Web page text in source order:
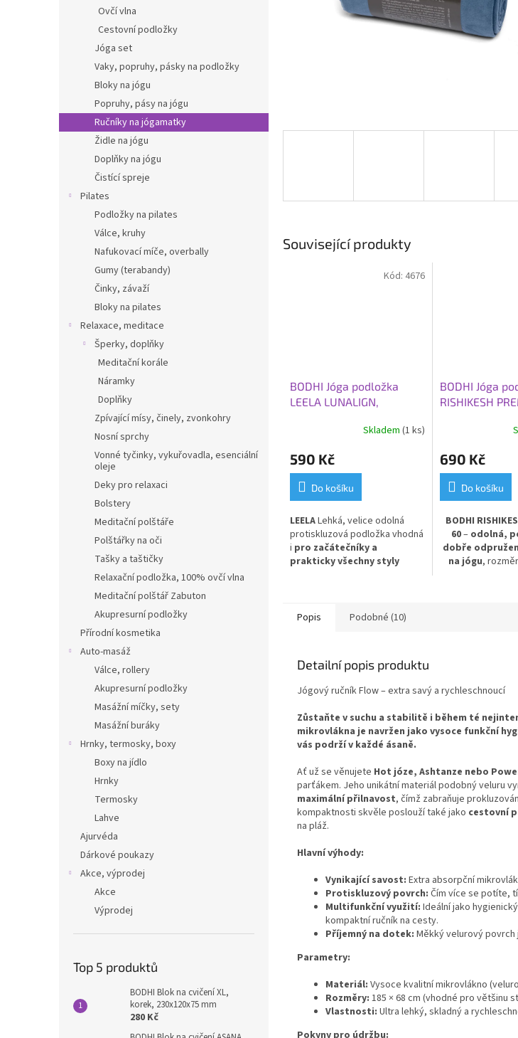
Ovčí vlna
Cestovní podložky
Jóga set
Vaky, popruhy, pásky na podložky
Bloky na jógu
Popruhy, pásy na jógu
Ručníky na jógamatky
Židle na jógu
Doplňky na jógu
Čistící spreje
Pilates
Podložky na pilates
Válce, kruhy
Nafukovací míče, overbally
Gumy (terabandy)
Činky, závaží
Bloky na pilates
Relaxace, meditace
Šperky, doplňky
Meditační korále
Náramky
Doplňky
Zpívající mísy, činely, zvonkohry
Nosní sprchy
Vonné tyčinky, vykuřovadla, esenciální
oleje
Deky pro relaxaci
Bolstery
Meditační polštáře
Polštářky na oči
Tašky a taštičky
Relaxační podložka, 100% ovčí vlna
Meditační polštář Zabuton
Akupresurní podložky
Přírodní kosmetika
Auto-masáž
Válce, rollery
Akupresurní podložky
Masážní míčky, sety
Masážní buráky
Hrnky, termosky, boxy
Boxy na jídlo
Hrnky
Termosky
Lahve
Ajurvéda
Dárkové poukazy
Akce, výprodej
Akce
Výprodej
Top 5 produktů
BODHI Blok na cvičení XL,
korek, 230x120x75 mm
280 Kč
Související produkty
BODHI Jóga podložka
LEELA LUNALIGN,
Skladem (1 ks)
590 Kč
Do košíku
LEELALehká, velice odolná
protiskluzová podložka vhodná
i pro začátečníky a
prakticky všechny styly
Kód: 4676
BODHI Jóga
RISHIKESH
690 Kč
Do košíku
BODHI
60– odolná,
dobře
na jógu,
Popis Podobné (10)
Detailní popis produktu
Jógový ručník Flow – extra savý a rychleschnoucí
Zůstaňte v suchu a stabilitě i během té
mikrovlákna je navržen jako vysoce funkční
vás podrží v každé ásaně.
Ať už se věnujete Hot józe, Ashtanze nebo
parťákem. Jeho unikátní materiál podobný veluru
maximální přilnavost, čímž zabraňuje
kompaktnosti skvěle poslouží také jako cestovní
na pláž.
Hlavní výhody:
Vynikající savost: Extra absorpční
Protiskluzový povrch: Čím více se potíte,
Multifunkční využití: Ideální jako
kompaktní ručník na cesty.
Příjemný na dotek: Měkký velurový
Parametry:
Materiál: Vysoce kvalitní mikrovlákno
Rozměry: 185 × 68 cm (vhodné pro většinu
Vlastnosti: Ultra lehký, skladný a
Pokyny pro údržbu: